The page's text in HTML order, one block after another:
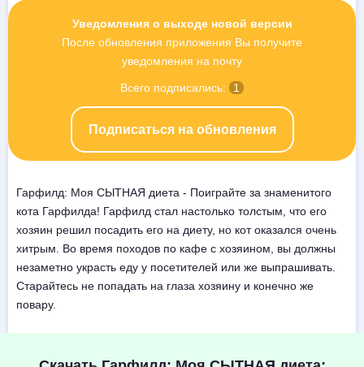
Уведомления о выходе новой версии
После обновления приложения Вы получите
уведомления на почту
Подписаться на обновления
Всего подписались: 1
Гарфилд: Моя СЫТНАЯ диета - Поиграйте за знаменитого
кота Гарфилда! Гарфилд стал настолько толстым, что его
хозяин решил посадить его на диету, но кот оказался очень
хитрым. Во время походов по кафе с хозяином, вы должны
незаметно украсть еду у посетителей или же выпрашивать.
Старайтесь не попадать на глаза хозяину и конечно же
повару.